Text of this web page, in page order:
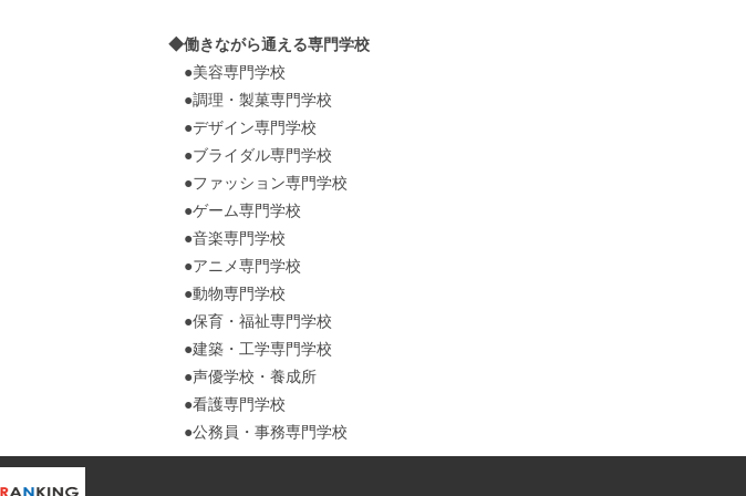
◆働きながら通える専門学校
●美容専門学校
●調理・製菓専門学校
●デザイン専門学校
●ブライダル専門学校
●ファッション専門学校
●ゲーム専門学校
●音楽専門学校
●アニメ専門学校
●動物専門学校
●保育・福祉専門学校
●建築・工学専門学校
●声優学校・養成所
●看護専門学校
●公務員・事務専門学校